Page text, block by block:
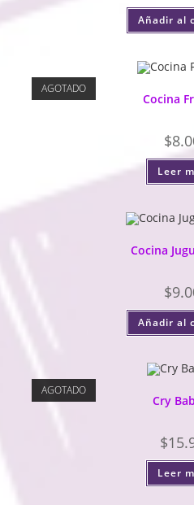
Añadir al
AGOTADO
Cocina
$
Leer
Cocina
$
Añadir al
AGOTADO
Cry
$
Leer